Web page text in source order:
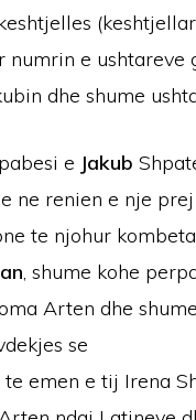
numrin e
dhe shume
e Jakub
ne renien e nje
te njohur
, shume kohe
Arten dhe
se
te emen e tij Irena